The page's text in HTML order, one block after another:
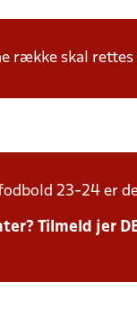
række skal
23-24 er
Tilmeld jer